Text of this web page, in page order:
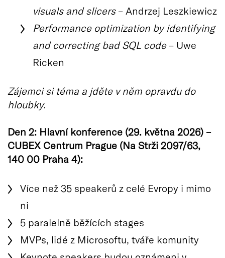
visuals and slicers– Andrzej Leszkiewicz
Performance optimization by identifying
and correcting bad SQL code– Uwe
Ricken
Zájemci si téma a jděte v něm opravdu do
hloubky.
Den 2: Hlavní konference (29. května 2026) –
CUBEX Centrum Prague (Na Strži 2097/63,
140 00 Praha 4):
Více než 35 speakerů z celé Evropy i mimo
ni
5 paralelně běžících stages
MVPs, lidé z Microsoftu, tváře komunity